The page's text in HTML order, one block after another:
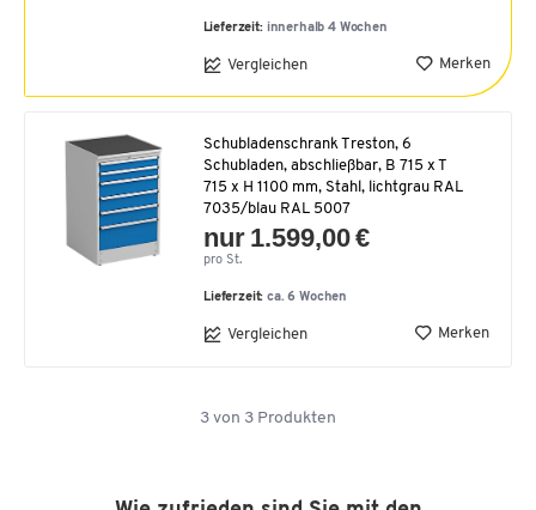
Lieferzeit: innerhalb 4 Wochen
Vergleichen Merken
Schubladenschrank Treston, 6
Schubladen, abschließbar, B 715 x T
715 x H 1100 mm, Stahl, lichtgrau RAL
7035/blau RAL 5007
nur 1.599,00 €
pro St.
Lieferzeit:ca. 6 Wochen
Vergleichen Merken
3 von 3 Produkten